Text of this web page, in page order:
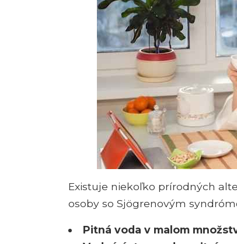
Existuje niekoľko prírodných
osoby so Sjögrenovým
Pitná voda v malom